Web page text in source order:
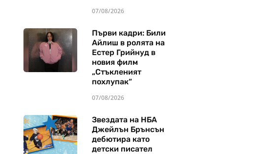
07/08/2026
Първи кадри: Били
Айлиш в ролята на
Естер Грийнуд в
новия филм
„Стъкленият
похлупак“
07/08/2026
Звездата на НБА
Джейлън Брънсън
дебютира като
детски писател